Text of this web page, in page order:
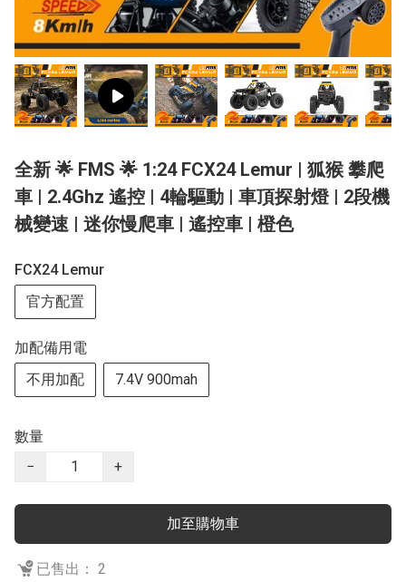
全新 🌟 FMS 🌟 1:24 FCX24 Lemur | 狐猴 攀爬
車 | 2.4Ghz 遙控 | 4輪驅動 | 車頂探射燈 | 2段機
械變速 | 迷你慢爬車 | 遙控車 | 橙色
FCX24 Lemur
官方配置
加配備用電
不用加配
7.4V 900mah
數量
−
+
加至購物車
已售出： 2